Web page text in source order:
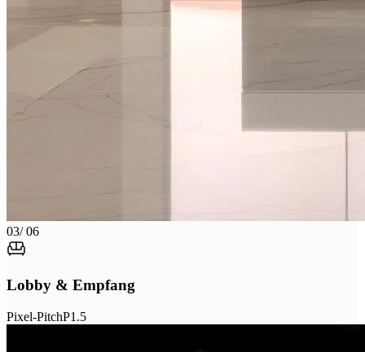
03/ 06
Lobby & Empfang
Pixel-PitchP1.5